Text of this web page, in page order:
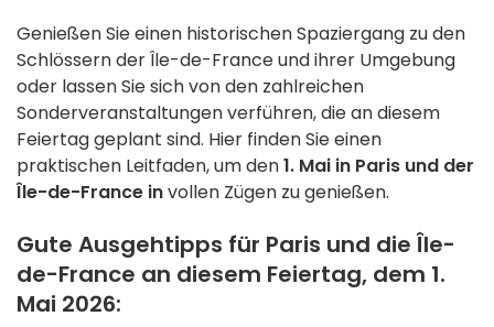
Genießen Sie einen historischen Spaziergang zu den
Schlössern der Île-de-France und ihrer Umgebung
oder lassen Sie sich von den zahlreichen
Sonderveranstaltungen verführen, die an diesem
Feiertag geplant sind. Hier finden Sie einen
praktischen Leitfaden, um den1. Mai in Paris und der
Île-de-France invollen Zügen zu genießen.
Gute Ausgehtipps für Paris und die Île-
de-France an diesem Feiertag, dem 1.
Mai 2026: